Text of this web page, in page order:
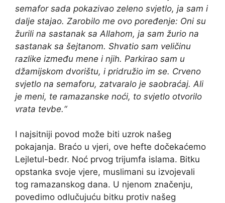
semafor sada pokazivao zeleno svjetlo, ja sam i
dalje stajao. Zarobilo me ovo poređenje: Oni su
žurili na sastanak sa Allahom, ja sam žurio na
sastanak sa šejtanom. Shvatio sam veličinu
razlike između mene i njih. Parkirao sam u
džamijskom dvorištu, i pridružio im se. Crveno
svjetlo na semaforu, zatvaralo je saobraćaj. Ali
je meni, te ramazanske noći, to svjetlo otvorilo
vrata tevbe.“
I najsitniji povod može biti uzrok našeg
pokajanja. Braćo u vjeri, ove hefte dočekaćemo
Lejletul-bedr. Noć prvog trijumfa islama. Bitku
opstanka svoje vjere, muslimani su izvojevali
tog ramazanskog dana. U njenom značenju,
povedimo odlučujuću bitku protiv našeg